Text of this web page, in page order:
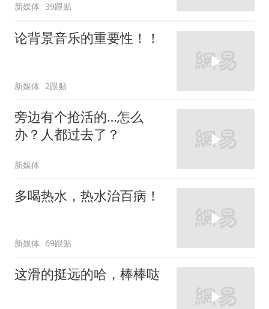
新媒体 39跟贴
论背景音乐的重要性！！
新媒体 2跟贴
旁边有个抢活的…怎么
办？人都过去了？
新媒体
多喝热水，热水治百病！
新媒体 69跟贴
这滑的挺远的哈，棒棒哒